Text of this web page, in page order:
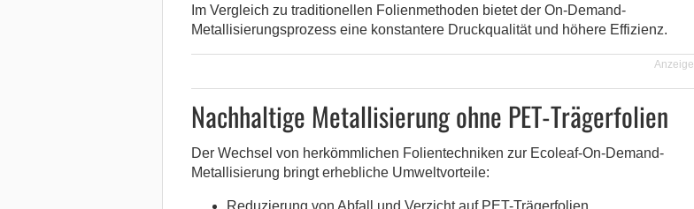
Im Vergleich zu traditionellen Folienmethoden bietet der On-Demand-
Metallisierungsprozess eine konstantere Druckqualität und höhere Effizienz.
Anzeige
Nachhaltige Metallisierung ohne PET-Trägerfolien
Der Wechsel von herkömmlichen Folientechniken zur Ecoleaf-On-Demand-
Metallisierung bringt erhebliche Umweltvorteile: